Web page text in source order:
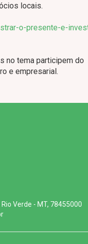
locais.
o-presente-e-
no tema participem do
e empresarial.
Verde - MT, 78455000